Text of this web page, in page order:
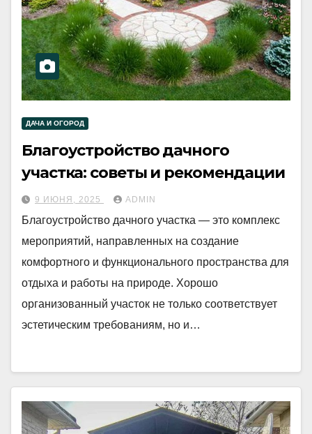
ДАЧА И ОГОРОД
Благоустройство дачного
участка: советы и рекомендации
9 ИЮНЯ, 2025 ADMIN
Благоустройство дачного участка — это комплекс
мероприятий, направленных на создание
комфортного и функционального пространства для
отдыха и работы на природе. Хорошо
организованный участок не только соответствует
эстетическим требованиям, но и…